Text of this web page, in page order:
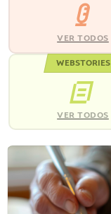
VER TODOS
WEBSTORIES
VER TODOS